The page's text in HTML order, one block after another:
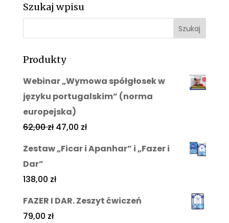
Szukaj wpisu
Produkty
Webinar „Wymowa spółgłosek w
języku portugalskim” (norma
europejska)
62,00zł 47,00 zł
Zestaw „Ficar i Apanhar” i „Fazer i
Dar”
138,00 zł
FAZER I DAR. Zeszyt ćwiczeń
79,00 zł